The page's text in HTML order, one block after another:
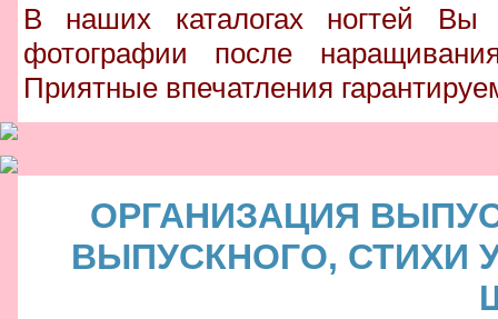
В наших каталогах ногтей Вы
фотографии после
Приятные впечатления
ОРГАНИЗАЦИЯ
ВЫПУСКНОГО, СТИХИ